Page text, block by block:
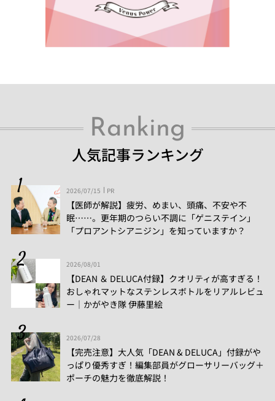
Ranking
人気記事ランキング
2026/07/15 PR
【医師が解説】疲労、めまい、頭痛、不安や不
眠……。更年期のつらい不調に「ゲニステイン」
「プロアントシアニジン」を知っていますか？
2026/08/01
【DEAN ＆ DELUCA付録】クオリティが高すぎる！
おしゃれマットなステンレスボトルをリアルレビュ
ー│かがやき隊 伊藤里絵
2026/07/28
【完売注意】大人気「DEAN & DELUCA」付録がや
っぱり優秀すぎ！編集部員がグローサリーバッグ＋
ポーチの魅力を徹底解説！